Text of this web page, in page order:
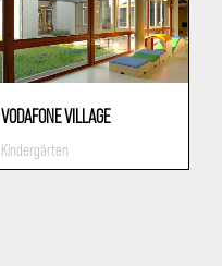
VODAFONE VILLAGE
Kindergärten